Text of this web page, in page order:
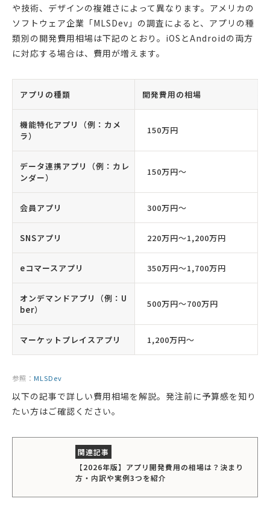
や技術、デザインの複雑さによって異なります。アメリカの
ソフトウェア企業「MLSDev」の調査によると、アプリの種
類別の開発費用相場は下記のとおり。iOSとAndroidの両方
に対応する場合は、費用が増えます。
アプリの種類 開発費用の相場
機能特化アプリ（例：カメ
ラ）
150万円
データ連携アプリ（例：カレ
ンダー）
150万円〜
会員アプリ 300万円〜
SNSアプリ 220万円〜1,200万円
eコマースアプリ 350万円〜1,700万円
オンデマンドアプリ（例：U
ber）
500万円〜700万円
マーケットプレイスアプリ 1,200万円〜
参照： MLSDev
以下の記事で詳しい費用相場を解説。発注前に予算感を知り
たい方はご確認ください。
【2026年版】アプリ開発費用の相場は？決まり
方・内訳や実例3つを紹介